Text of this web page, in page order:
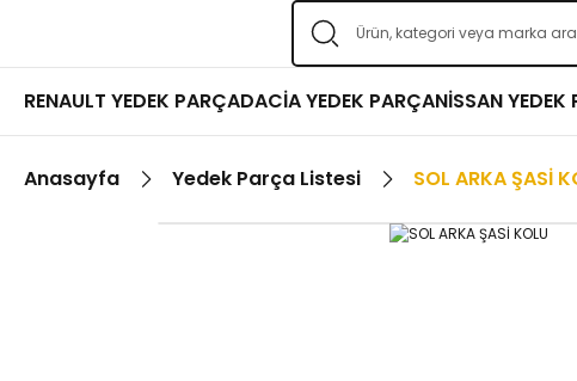
RENAULT YEDEK PARÇADACİA YEDEK PARÇANİSSAN YEDEK
Anasayfa Yedek Parça Listesi SOL ARKA ŞASİ